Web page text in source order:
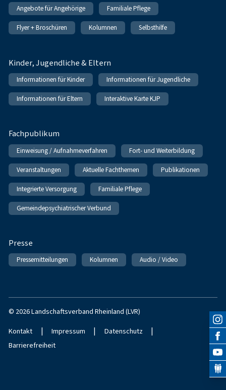
Angebote für Angehörige Familiale Pflege
Flyer + Broschüren Kolumnen Selbsthilfe
Kinder, Jugendliche & Eltern
Informationen für Kinder Informationen für Jugendliche
Informationen für Eltern Interaktive Karte KJP
Fachpublikum
Einweisung / Aufnahmeverfahren Fort- und Weiterbildung
Veranstaltungen Aktuelle Fachthemen Publikationen
Integrierte Versorgung Familiale Pflege
Gemeindepsychiatrischer Verbund
Presse
Pressemitteilungen Kolumnen Audio / Video
© 2026 Landschaftsverband Rheinland (LVR)
Kontakt | Impressum | Datenschutz |
Barrierefreiheit